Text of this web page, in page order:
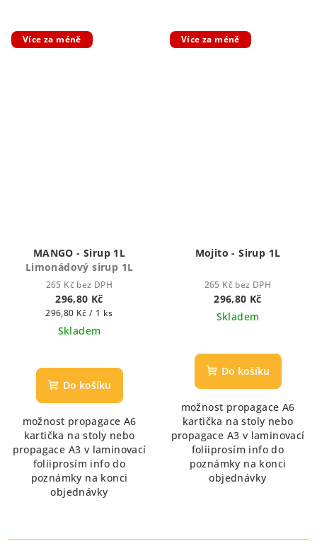
Více za méně
MANGO - Sirup 1L
Limonádový sirup 1L
265 Kč bez DPH
296,80 Kč
Měrná
cena:
296,80 Kč / 1 ks
Skladem
hodnocení
produktu
z
5
hvězdiček.
Do košíku
možnost propagace A6
kartička na stoly nebo
propagace A3 v laminovací
foliiprosím info do
poznámky na konci
objednávky
Více za méně
Mojito - Sirup 1L
265 Kč bez DPH
296,80 Kč
Skladem
Do košíku
možnost propagace A6
kartička na stoly nebo
propagace A3 v laminovací
foliiprosím info do
poznámky na konci
objednávky